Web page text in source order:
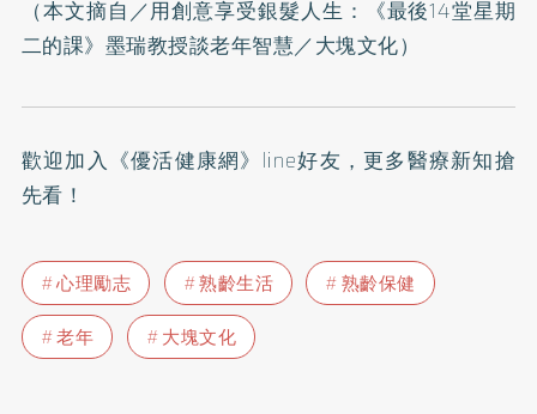
（本文摘自／用創意享受銀髮人生：《最後14堂星期
二的課》墨瑞教授談老年智慧／大塊文化）
歡迎加入 《優活健康網》line好友 ，更多醫療新知搶
先看！
心理勵志 熟齡生活
熟齡保健
老年
大塊文化